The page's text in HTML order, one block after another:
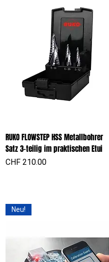
RUKO FLOWSTEP HSS Metallbohrer
Satz 3-teilig im praktischen Etui
Preis
CHF 210.00
Neu!